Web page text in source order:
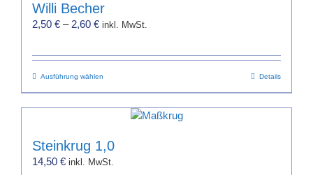
können
der
Produktseite
werden
Willi Becher
2,50 € – 2,60 € inkl. MwSt.
Ausführung wählen
Produkt
weist
Varianten
auf.
Details
Steinkrug 1,0
14,50 € inkl. MwSt.